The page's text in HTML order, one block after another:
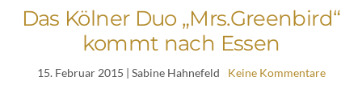
Das Kölner Duo „Mrs.Greenbird“
kommt nach Essen
15. Februar 2015 | Sabine Hahnefeld Keine Kommentare